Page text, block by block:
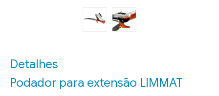
Detalhes
Podador para extensão LIMMAT